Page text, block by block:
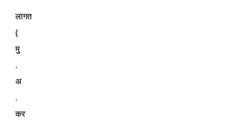
लागत
(
मु
.
अ
.
कर